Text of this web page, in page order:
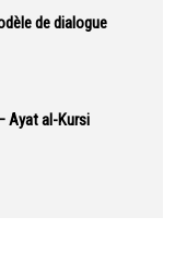
de dialogue
Ayat al-Kursi